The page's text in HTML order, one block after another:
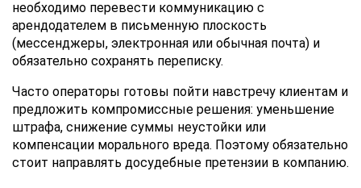
необходимо перевести коммуникацию с
арендодателем в письменную плоскость
(мессенджеры, электронная или обычная почта) и
обязательно сохранять переписку.
Часто операторы готовы пойти навстречу клиентам и
предложить компромиссные решения: уменьшение
штрафа, снижение суммы неустойки или
компенсации морального вреда. Поэтому обязательно
стоит направлять досудебные претензии в компанию.